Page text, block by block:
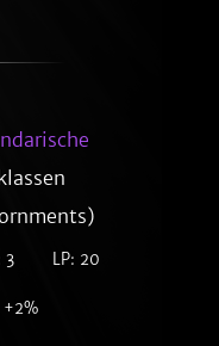
3 LP: 20
+2%